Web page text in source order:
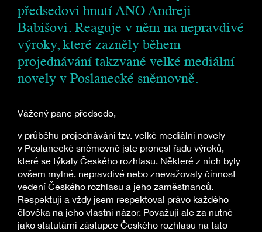
předsedovi hnutí ANO Andreji
Babišovi. Reaguje v něm na nepravdivé
výroky, které zazněly během
projednávání takzvané velké mediální
novely v Poslanecké sněmovně.
Vážený pane předsedo,
v průběhu projednávání tzv. velké mediální novely
v Poslanecké sněmovně jste pronesl řadu výroků,
které se týkaly Českého rozhlasu. Některé z nich byly
ovšem mylné, nepravdivé nebo znevažovaly činnost
vedení Českého rozhlasu a jeho zaměstnanců.
Respektuji a vždy jsem respektoval právo každého
člověka na jeho vlastní názor. Považuji ale za nutné
jako statutární zástupce Českého rozhlasu na tato